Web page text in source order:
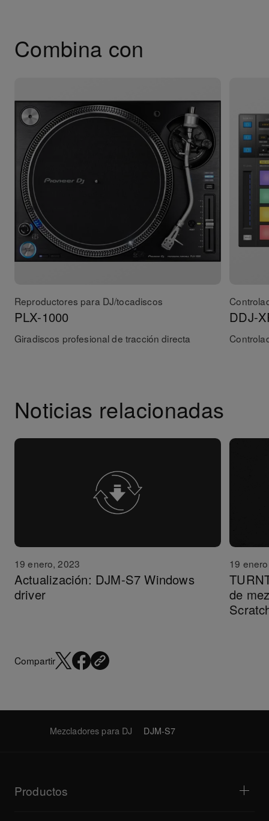
Combina con
Reproductores para DJ/tocadiscos
PLX-1000
Giradiscos profesional de tracción directa
DDJ-
Noticias relacionadas
19 enero, 2023
Actualización: DJM-S7 Windows
driver
19
de
Compartir
Mezcladores para DJ DJM-S7
Productos